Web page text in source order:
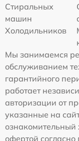
Стиральных
машин
Холодильников
Мы занимаемся
обслуживанием
гарантийного
работает
авторизации от
указанные на
ознакомительный
офертой